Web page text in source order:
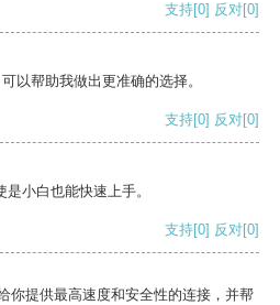
支持[0] 反对[0]
以帮助我做出更准确的选择。
支持[0] 反对[0]
小白也能快速上手。
支持[0] 反对[0]
你提供最高速度和安全性的连接，并帮